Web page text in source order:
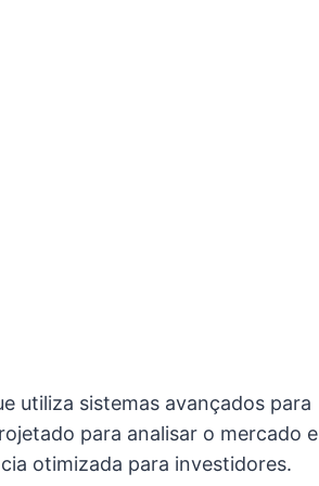
utiliza sistemas avançados para
para analisar o mercado e
otimizada para investidores.